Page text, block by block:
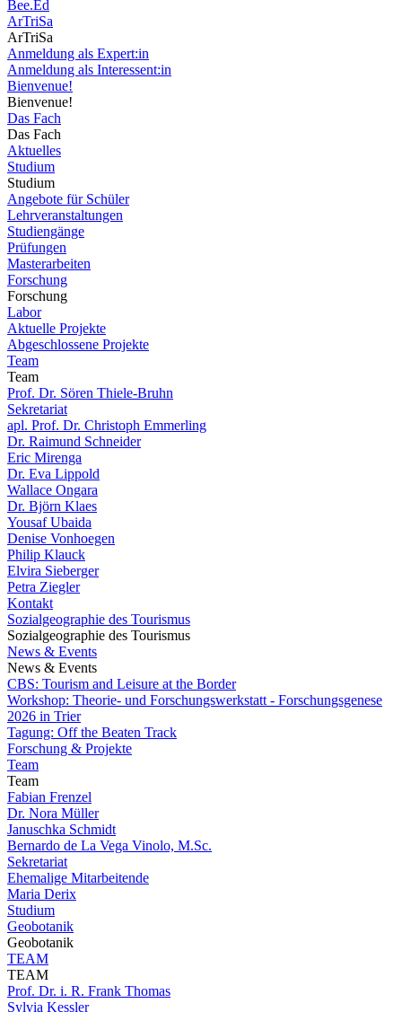
Bee.Ed
ArTriSa
ArTriSa
Anmeldung als Expert:in
Anmeldung als Interessent:in
Bienvenue!
Bienvenue!
Das Fach
Das Fach
Aktuelles
Studium
Studium
Angebote für Schüler
Lehrveranstaltungen
Studiengänge
Prüfungen
Masterarbeiten
Forschung
Forschung
Labor
Aktuelle Projekte
Abgeschlossene Projekte
Team
Team
Prof. Dr. Sören Thiele-Bruhn
Sekretariat
apl. Prof. Dr. Christoph Emmerling
Dr. Raimund Schneider
Eric Mirenga
Dr. Eva Lippold
Wallace Ongara
Dr. Björn Klaes
Yousaf Ubaida
Denise Vonhoegen
Philip Klauck
Elvira Sieberger
Petra Ziegler
Kontakt
Sozialgeographie des Tourismus
Sozialgeographie des Tourismus
News & Events
News & Events
CBS: Tourism and Leisure at the Border
Workshop: Theorie- und Forschungswerkstatt - Forschungsgenese
2026 in Trier
Tagung: Off the Beaten Track
Forschung & Projekte
Team
Team
Fabian Frenzel
Dr. Nora Müller
Januschka Schmidt
Bernardo de La Vega Vinolo, M.Sc.
Sekretariat
Ehemalige Mitarbeitende
Maria Derix
Studium
Geobotanik
Geobotanik
TEAM
TEAM
Prof. Dr. i. R. Frank Thomas
Sylvia Kessler